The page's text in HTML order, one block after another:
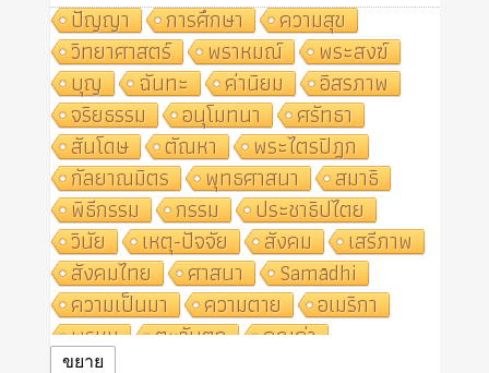
ปัญญา
การศึกษา
ความสุข
วิทยาศาสตร์
พราหมณ์
พระสงฆ์
บุญ
ฉันทะ ค่านิยม
อิสรภาพ
จริยธรรม
อนุโมทนา
ศรัทธา
สันโดษ
ตัณหา
พระไตรปิฎก
กัลยาณมิตร
พุทธศาสนา
สมาธิ
พิธีกรรม
กรรม
ประชาธิปไตย
วินัย
เหตุ-ปัจจัย สังคม
เสรีภาพ
สังคมไทย
ศาสนา
Samādhi
ความเป็นมา
ความตาย
อเมริกา
พรหม
ตะวันตก
คุณค่า
ขยาย